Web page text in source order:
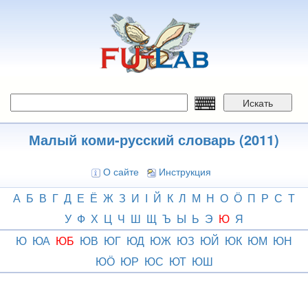
Искать
Малый коми-русский словарь (2011)
О сайте Инструкция
А Б В Г Д Е Ё Ж З И І Й К Л М Н О Ӧ П Р С Т
У Ф Х Ц Ч Ш Щ Ъ Ы Ь Э Ю Я
Ю ЮА ЮБ ЮВ ЮГ ЮД ЮЖ ЮЗ ЮЙ ЮК ЮМ ЮН
ЮӦ ЮР ЮС ЮТ ЮШ